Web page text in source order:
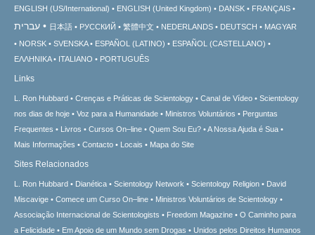
ENGLISH (US/International) ENGLISH (United Kingdom) DANSK FRANÇAIS
עברית 日本語 РУССКИЙ 繁體中文 NEDERLANDS DEUTSCH
MAGYAR
NORSK
SVENSKA ESPAÑOL (LATINO)
ESPAÑOL (CASTELLANO)
ΕΛΛΗΝΙΚA
ITALIANO PORTUGUÊS
Links
L. Ron Hubbard Crenças e Práticas de Scientology Canal de Vídeo
Scientology
nos dias de hoje
Voz para a Humanidade Ministros Voluntários
Perguntas
Frequentes
Livros Cursos On–line Quem Sou Eu?
A Nossa Ajuda é Sua
Mais Informações
Contacto Locais Mapa do Site
Sites Relacionados
L. Ron Hubbard Dianética Scientology Network Scientology Religion
David
Miscavige
Comece um Curso On–line
Ministros Voluntários de Scientology
Associação Internacional de Scientologists
Freedom Magazine
O Caminho para
a Felicidade
Em Apoio de um Mundo sem Drogas Unidos pelos Direitos Humanos